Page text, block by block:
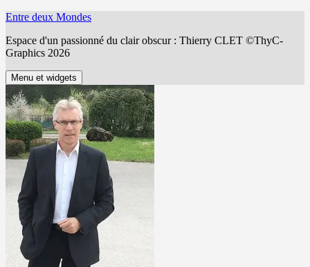
Aller
contenu
Entre deux Mondes
Espace d'un passionné du clair obscur : Thierry CLET ©ThyC-
Graphics 2026
Menu et widgets